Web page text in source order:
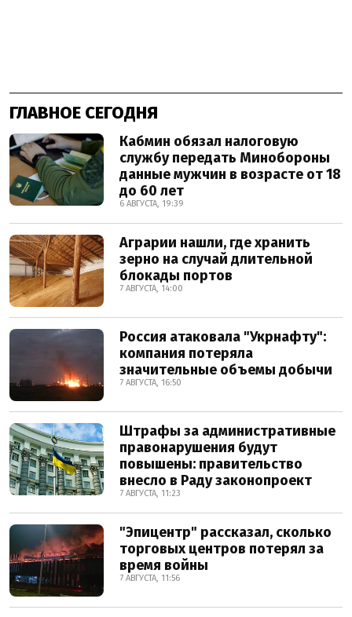
ГЛАВНОЕ СЕГОДНЯ
Кабмин обязал налоговую
службу передать Минобороны
данные мужчин в возрасте от 18
до 60 лет
6 АВГУСТА, 19:39
Аграрии нашли, где хранить
зерно на случай длительной
блокады портов
7 АВГУСТА, 14:00
Россия атаковала "Укрнафту":
компания потеряла
значительные объемы добычи
7 АВГУСТА, 16:50
Штрафы за административные
правонарушения будут
повышены: правительство
внесло в Раду законопроект
7 АВГУСТА, 11:23
"Эпицентр" рассказал, сколько
торговых центров потерял за
время войны
7 АВГУСТА, 11:56